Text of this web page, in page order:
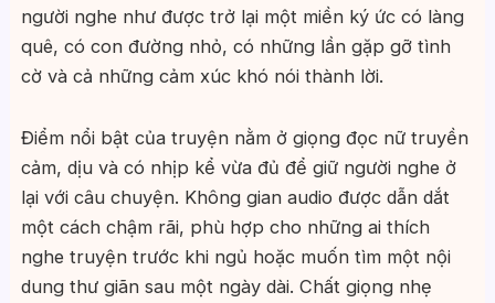
người nghe như được trở lại một miền ký ức có làng
quê, có con đường nhỏ, có những lần gặp gỡ tình
cờ và cả những cảm xúc khó nói thành lời.
Điểm nổi bật của truyện nằm ở giọng đọc nữ truyền
cảm, dịu và có nhịp kể vừa đủ để giữ người nghe ở
lại với câu chuyện. Không gian audio được dẫn dắt
một cách chậm rãi, phù hợp cho những ai thích
nghe truyện trước khi ngủ hoặc muốn tìm một nội
dung thư giãn sau một ngày dài. Chất giọng nhẹ